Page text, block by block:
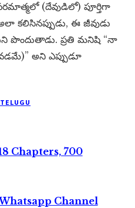
(దేవుడిలో) పూర్తిగా
కలిసినప్పుడు, ఈ జీవుడు
పొందుతాడు. ప్రతి మనిషి “నా
అని ఎప్పుడూ
Chapters, 700
Channel